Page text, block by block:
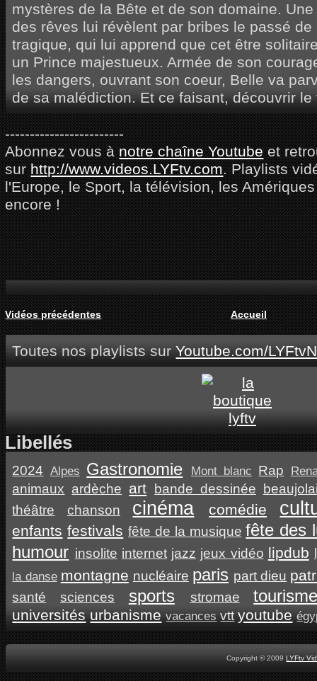
mystères de la Bête et de son domaine.
des rêves lui révèlent par bribes le passé
tragique, qui lui apprend que cet être
un Prince majestueux. Armée de son
les dangers, ouvrant son coeur, Belle va
de sa malédiction. Et ce faisant, découvrir
------------------------
Abonnez vous ànotre chaîne Youtubeet
surhttp://www.videos.LYFtv.com. Playlists
l'Europe, le Sport, la télévision, les
encore !
Vidéos précédentes Accueil
Toutes nos playlists surYoutube.com/
Libellés
2024 Alpes Gastronomie Mont blanc Rap
animaux ardèche art bande dessinée
théâtre
chanson cinéma comédie
enfants festivals fête de la musique fête des
humour insolite internet jazz jeux vidéo lipdub
la danse montagne nucléaire paris part dieu
santé sciences sports stromae
universités urbanisme vacances vtt youtube
Copyright © 2009LYFtv